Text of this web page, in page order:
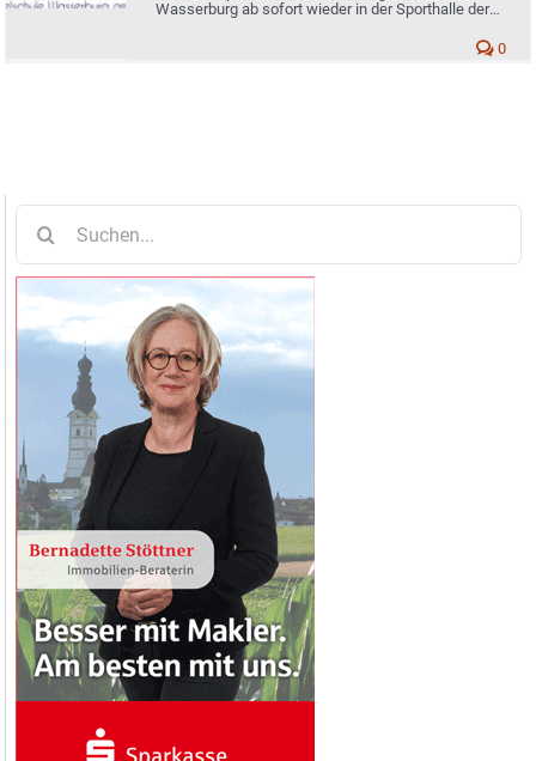
Wasserburg ab sofort wieder in der Sporthalle der
0
nach: